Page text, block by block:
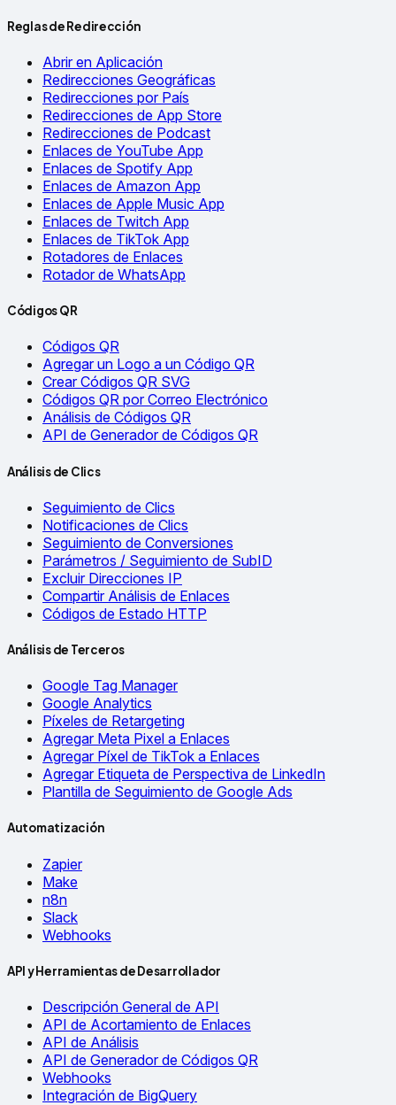
Reglas de Redirección
Abrir en Aplicación
Redirecciones Geográficas
Redirecciones por País
Redirecciones de App Store
Redirecciones de Podcast
Enlaces de YouTube App
Enlaces de Spotify App
Enlaces de Amazon App
Enlaces de Apple Music App
Enlaces de Twitch App
Enlaces de TikTok App
Rotadores de Enlaces
Rotador de WhatsApp
Códigos QR
Códigos QR
Agregar un Logo a un Código QR
Crear Códigos QR SVG
Códigos QR por Correo Electrónico
Análisis de Códigos QR
API de Generador de Códigos QR
Análisis de Clics
Seguimiento de Clics
Notificaciones de Clics
Seguimiento de Conversiones
Parámetros / Seguimiento de SubID
Excluir Direcciones IP
Compartir Análisis de Enlaces
Códigos de Estado HTTP
Análisis de Terceros
Google Tag Manager
Google Analytics
Píxeles de Retargeting
Agregar Meta Pixel a Enlaces
Agregar Píxel de TikTok a Enlaces
Agregar Etiqueta de Perspectiva de LinkedIn
Plantilla de Seguimiento de Google Ads
Automatización
Zapier
Make
n8n
Slack
Webhooks
API y Herramientas de Desarrollador
Descripción General de API
API de Acortamiento de Enlaces
API de Análisis
API de Generador de Códigos QR
Webhooks
Integración de BigQuery